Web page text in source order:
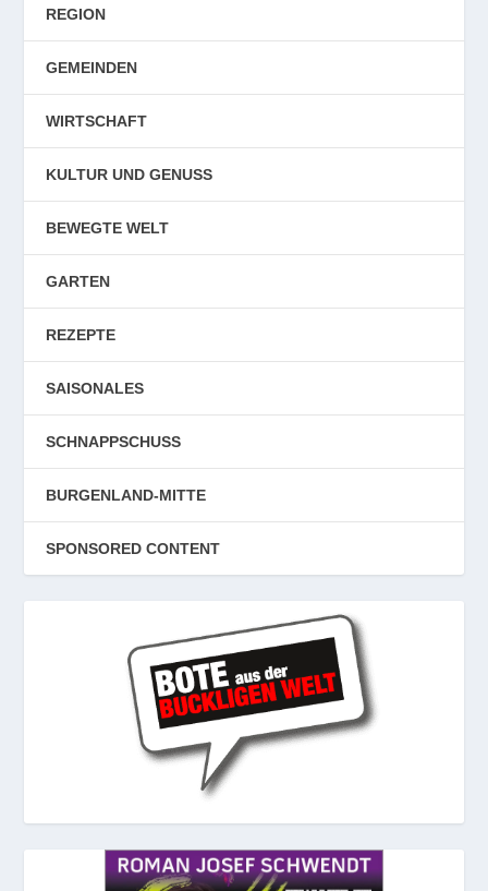
REGION
GEMEINDEN
WIRTSCHAFT
KULTUR UND GENUSS
BEWEGTE WELT
GARTEN
REZEPTE
SAISONALES
SCHNAPPSCHUSS
BURGENLAND-MITTE
SPONSORED CONTENT